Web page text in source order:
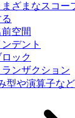
まざまなスコー
空間
ンデント
ロック
ランザクション
型や演算子など